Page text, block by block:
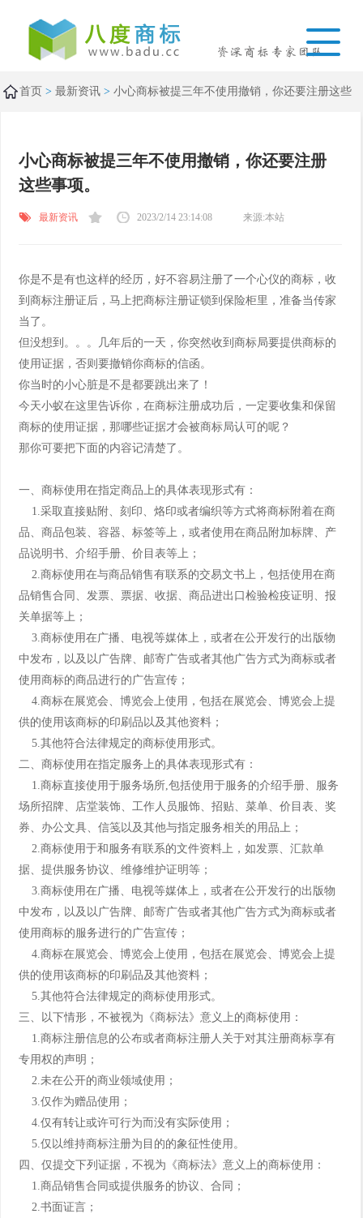
首页 >最新资讯 >小心商标被提三年不使用撤销，你还要注册这些
小心商标被提三年不使用撤销，你还要注册
这些事项。
最新资讯 2023/2/14 23:14:08 来源:本站
你是不是有也这样的经历，好不容易注册了一个心仪的商标，收
到商标注册证后，马上把商标注册证锁到保险柜里，准备当传家
当了。
但没想到。。。几年后的一天，你突然收到商标局要提供商标的
使用证据，否则要撤销你商标的信函。
你当时的小心脏是不是都要跳出来了！
今天小蚁在这里告诉你，在商标注册成功后，一定要收集和保留
商标的使用证据，那哪些证据才会被商标局认可的呢？
那你可要把下面的内容记清楚了。
一、商标使用在指定商品上的具体表现形式有：
1.采取直接贴附、刻印、烙印或者编织等方式将商标附着在商
品、商品包装、容器、标签等上，或者使用在商品附加标牌、产
品说明书、介绍手册、价目表等上；
2.商标使用在与商品销售有联系的交易文书上，包括使用在商
品销售合同、发票、票据、收据、商品进出口检验检疫证明、报
关单据等上；
3.商标使用在广播、电视等媒体上，或者在公开发行的出版物
中发布，以及以广告牌、邮寄广告或者其他广告方式为商标或者
使用商标的商品进行的广告宣传；
4.商标在展览会、博览会上使用，包括在展览会、博览会上提
供的使用该商标的印刷品以及其他资料；
5.其他符合法律规定的商标使用形式。
二、商标使用在指定服务上的具体表现形式有：
1.商标直接使用于服务场所,包括使用于服务的介绍手册、服务
场所招牌、店堂装饰、工作人员服饰、招贴、菜单、价目表、奖
券、办公文具、信笺以及其他与指定服务相关的用品上；
2.商标使用于和服务有联系的文件资料上，如发票、汇款单
据、提供服务协议、维修维护证明等；
3.商标使用在广播、电视等媒体上，或者在公开发行的出版物
中发布，以及以广告牌、邮寄广告或者其他广告方式为商标或者
使用商标的服务进行的广告宣传；
4.商标在展览会、博览会上使用，包括在展览会、博览会上提
供的使用该商标的印刷品及其他资料；
5.其他符合法律规定的商标使用形式。
三、以下情形，不被视为《商标法》意义上的商标使用：
1.商标注册信息的公布或者商标注册人关于对其注册商标享有
专用权的声明；
2.未在公开的商业领域使用；
3.仅作为赠品使用；
4.仅有转让或许可行为而没有实际使用；
5.仅以维持商标注册为目的的象征性使用。
四、仅提交下列证据，不视为《商标法》意义上的商标使用：
1.商品销售合同或提供服务的协议、合同；
2.书面证言；